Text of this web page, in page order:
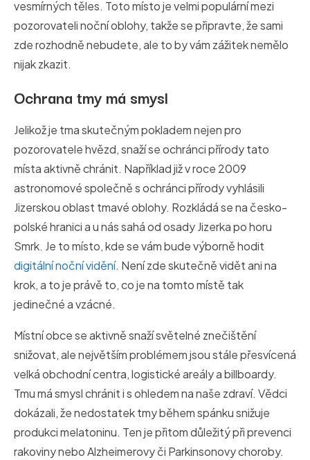
vesmírných těles. Toto místo je velmi populární mezi
pozorovateli noční oblohy, takže se připravte, že sami
zde rozhodně nebudete, ale to by vám zážitek nemělo
nijak zkazit.
Ochrana tmy má smysl
Jelikož je tma skutečným pokladem nejen pro
pozorovatele hvězd, snaží se ochránci přírody tato
místa aktivně chránit. Například již v roce 2009
astronomové společně s ochránci přírody vyhlásili
Jizerskou oblast tmavé oblohy. Rozkládá se na česko-
polské hranici a u nás sahá od osady Jizerka po horu
Smrk. Je to místo, kde se vám bude výborně hodit
digitální noční vidění. Není zde skutečně vidět ani na
krok, a to je právě to, co je na tomto místě tak
jedinečné a vzácné.
Místní obce se aktivně snaží světelné znečištění
snižovat, ale největším problémem jsou stále přesvícená
velká obchodní centra, logistické areály a billboardy.
Tmu má smysl chránit i s ohledem na naše zdraví. Vědci
dokázali, že nedostatek tmy během spánku snižuje
produkci melatoninu. Ten je přitom důležitý při prevenci
rakoviny nebo Alzheimerovy či Parkinsonovy choroby.